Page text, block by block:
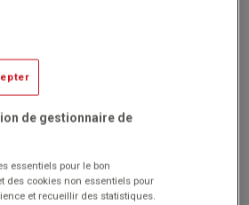
ou 340 CD.
notice.
de gestionnaire de
essentiels pour le bon
des cookies non essentiels pour
et recueillir des statistiques.